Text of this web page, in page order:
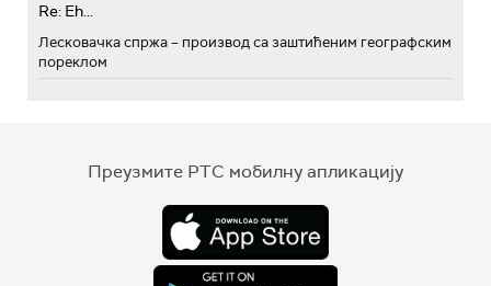
Re: Eh...
Лесковачка спржа – производ са заштићеним географским
пореклом
Преузмите РТС мобилну апликацију